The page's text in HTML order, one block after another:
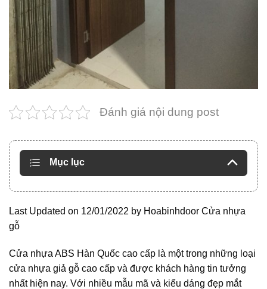
Đánh giá nội dung post
Mục lục
Last Updated on 12/01/2022 by Hoabinhdoor Cửa nhựa
gỗ
Cửa nhựa ABS Hàn Quốc cao cấp là một trong những loại
cửa nhựa giả gỗ cao cấp và được khách hàng tin tưởng
nhất hiện nay. Với nhiều mẫu mã và kiểu dáng đẹp mắt